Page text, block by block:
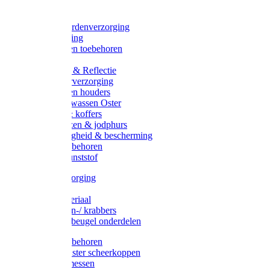
Rapide paardenverzorging
Ruiter kleding
Hoofdstellen toebehoren
Verlichting & Reflectie
Rapide leerverzorging
Likstenen en houders
Poetsen & wassen Oster
Poetssets & koffers
Ruiter laarzen & jodphurs
Ruiter veiligheid & bescherming
Ruiter - toebehoren
Voerbak kunststof
Klauwverzorging
Injectiemateriaal
Hoefmessen-/ krabbers
Hoefbekapbeugel onderdelen
Messen toebehoren
Moser & Oster scheerkoppen
Hauptner messen